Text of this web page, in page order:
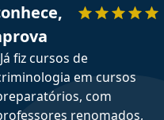
fiz cursos de
em cursos
com
renomados,